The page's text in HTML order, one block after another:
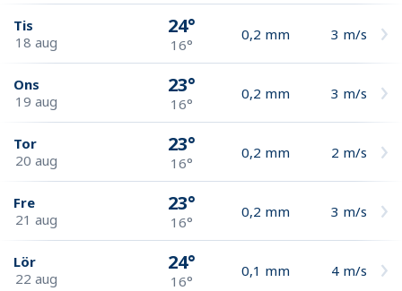
Tis
18 aug
24°
16°
0,2 mm 3 m/s
Ons
19 aug
23°
16°
0,2 mm 3 m/s
Tor
20 aug
23°
16°
0,2 mm 2 m/s
Fre
21 aug
23°
16°
0,2 mm 3 m/s
Lör
22 aug
24°
16°
0,1 mm 4 m/s